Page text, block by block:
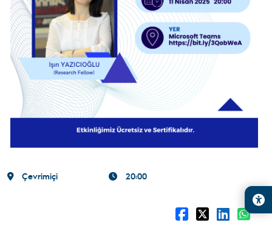
Çevrimiçi 20:00